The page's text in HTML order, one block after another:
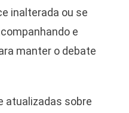
inalterada ou se
e
manter o debate
atualizadas sobre